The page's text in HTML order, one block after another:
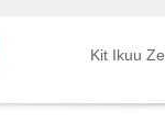
Kit Ikuu